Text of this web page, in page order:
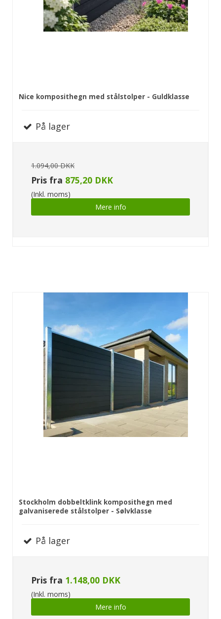
Nice komposithegn med stålstolper - Guldklasse
På lager
1.094,00 DKK
Pris fra 875,20 DKK
(Inkl. moms)
Mere info
Stockholm dobbeltklink komposithegn med
galvaniserede stålstolper - Sølvklasse
På lager
Pris fra 1.148,00 DKK
(Inkl. moms)
Mere info